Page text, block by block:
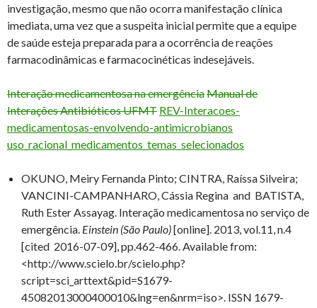
investigação, mesmo que não ocorra manifestação clínica
imediata, uma vez que a suspeita inicial permite que a equipe
de saúde esteja preparada para a ocorrência de reações
farmacodinâmicas e farmacocinéticas indesejáveis.
Interação medicamentosa na emergênciaManual de
Interações Antibióticos UFMT REV-Interacoes-
medicamentosas-envolvendo-antimicrobianos
uso_racional_medicamentos_temas_selecionados
OKUNO, Meiry Fernanda Pinto; CINTRA, Raíssa Silveira;
VANCINI-CAMPANHARO, Cássia Regina and BATISTA,
Ruth Ester Assayag. Interação medicamentosa no serviço de
emergência. Einstein (São Paulo)[online]. 2013, vol.11, n.4
[cited 2016-07-09], pp.462-466. Available from:
<http://www.scielo.br/scielo.php?
script=sci_arttext&pid=S1679-
45082013000400010&lng=en&nrm=iso>. ISSN 1679-